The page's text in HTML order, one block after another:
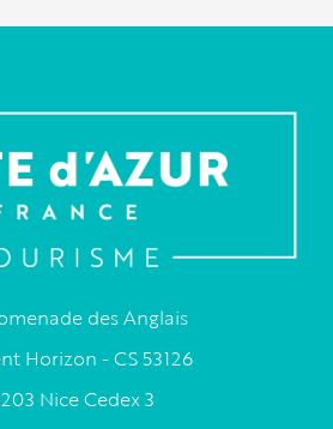
des Anglais
Horizon - CS 53126
Nice Cedex 3